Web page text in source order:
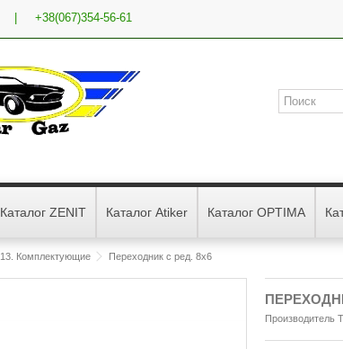
+38(067)354-56-61
Каталог ZENIT Каталог Atiker Каталог OPTIMA
13. Комплектующие Переходник с ред. 8х6
Производитель